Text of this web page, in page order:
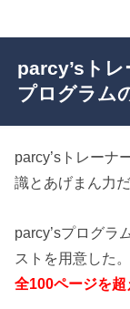
parcy’sト
プログラム
parcy’sトレーナ
識とあげまん力だ
parcy’sプログラ
ストを用意した。
全100ページを